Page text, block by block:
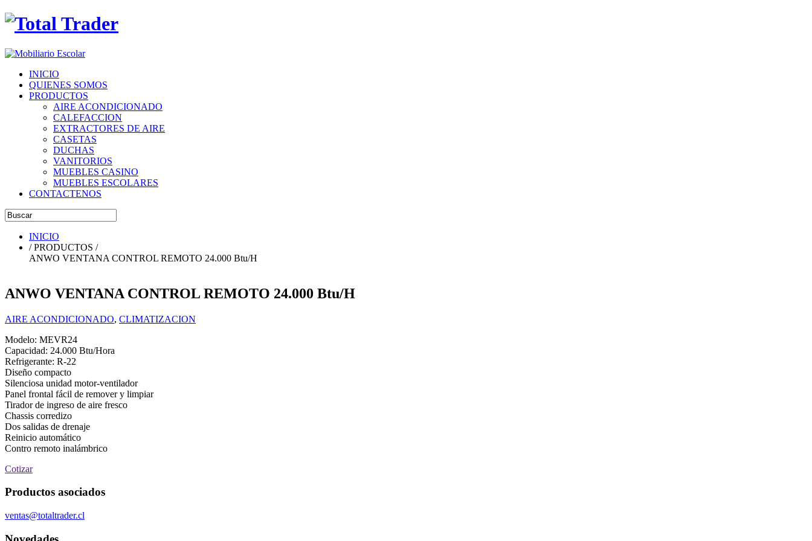
INICIO
QUIENES SOMOS
PRODUCTOS
AIRE ACONDICIONADO
CALEFACCION
EXTRACTORES DE AIRE
CASETAS
DUCHAS
VANITORIOS
MUEBLES CASINO
MUEBLES ESCOLARES
CONTACTENOS
INICIO
/ PRODUCTOS /
ANWO VENTANA CONTROL REMOTO 24.000 Btu/H
ANWO VENTANA CONTROL REMOTO 24.000 Btu/H
AIRE ACONDICIONADO, CLIMATIZACION
Modelo: MEVR24
Capacidad: 24.000 Btu/Hora
Refrigerante: R-22
Diseño compacto
Silenciosa unidad motor-ventilador
Panel frontal fácil de remover y limpiar
Tirador de ingreso de aire fresco
Chassis corredizo
Dos salidas de drenaje
Reinicio automático
Contro remoto inalámbrico
Cotizar
Productos asociados
ventas@totaltrader.cl